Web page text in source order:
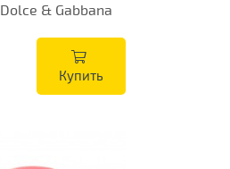
& Gabbana
Купить